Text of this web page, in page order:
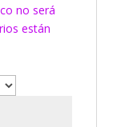
no será
están